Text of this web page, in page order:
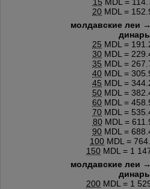
20 MDL =
молдавские леи
25 MDL =
30 MDL =
35 MDL =
40 MDL =
45 MDL =
50 MDL =
60 MDL =
70 MDL =
80MDL =
90 MDL =
100 MDL =
150 MDL = 1
молдавские леи
200 MDL = 1